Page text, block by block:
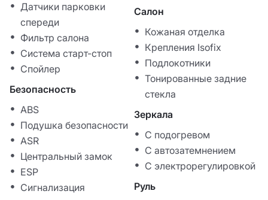
Датчики парковки
спереди
Фильтр салона
Система старт-стоп
Спойлер
Безопасность
ABS
Подушка безопасности
ASR
Центральный замок
ESP
Сигнализация
Салон
Кожаная отделка
Крепления Isofix
Подлокотники
Тонированные задние
стекла
Зеркала
С подогревом
С автозатемнением
С электрорегулировкой
Руль